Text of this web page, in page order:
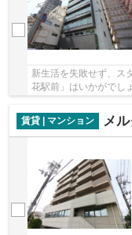
新生活を失敗せず、ス
花駅前」はいかがでし
賃貸 | マンション
メ